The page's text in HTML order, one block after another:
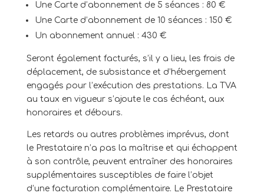
Une Carte d’abonnement de 5 séances : 80 €
Une Carte d’abonnement de 10 séances : 150 €
Un abonnement annuel : 430 €
Seront également facturés, s’il y a lieu, les frais de
déplacement, de subsistance et d’hébergement
engagés pour l’exécution des prestations. La TVA
au taux en vigueur s’ajoute le cas échéant, aux
honoraires et débours.
Les retards ou autres problèmes imprévus, dont
le Prestataire n’a pas la maîtrise et qui échappent
à son contrôle, peuvent entraîner des honoraires
supplémentaires susceptibles de faire l’objet
d’une facturation complémentaire. Le Prestataire